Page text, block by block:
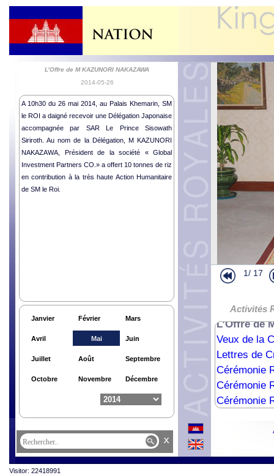
L’Offre de M KAZUNORI NAKAZAWA
2014-05-26
A 10h30 du 26 mai 2014, au Palais Khemarin, SM
le ROI a daigné recevoir une Délégation Japonaise
accompagnée par SAR Le Prince Sisowath
Siriroth. Au nom de la Délégation, M KAZUNORI
NAKAZAWA, Président de la société « Global
Investment Partners CO.» a offert 10 tonnes de riz
en contribution à la très haute Action Humanitaire
de SM le Roi.
Janvier Février Mars
Avril Mai Juin
Juillet Août Septembre
Octobre Novembre Décembre
1/ 17
Activités
Cérémonie
Audience
Audience
L’Offre de
Veux de la
Lettres de
Cérémonie
Cérémonie
Cérémonie
Cérémony
Le retour
x
Visitor: 22418991